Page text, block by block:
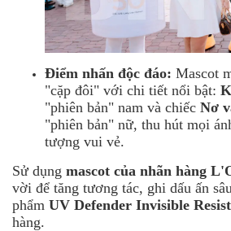
Điểm nhấn độc đáo: Mascot
"cặp đôi" với chi tiết nổi bật:
"phiên bản" nam và chiếc Nơ
"phiên bản" nữ, thu hút mọi
tượng vui vẻ.
Sử dụng mascot của nhãn hàng
vời để tăng tương tác, ghi dấu ấn
phẩm UV Defender Invisible Resist
hàng.